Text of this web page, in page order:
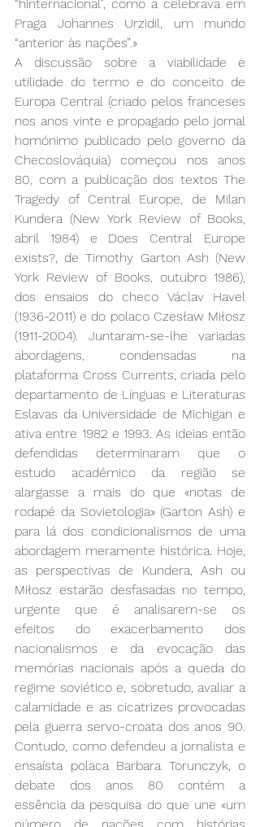
“hinternacional”, como a celebrava em
Praga Johannes Urzidil, um mundo
“anterior às nações”.»
A discussão sobre a viabilidade e
utilidade do termo e do conceito de
Europa Central (criado pelos franceses
nos anos vinte e propagado pelo jornal
homónimo publicado pelo governo da
Checoslováquia) começou nos anos
80, com a publicação dos textos The
Tragedy of Central Europe, de Milan
Kundera (New York Review of Books,
abril 1984) e Does Central Europe
exists?, de Timothy Garton Ash (New
York Review of Books, outubro 1986),
dos ensaios do checo Václav Havel
(1936-2011) e do polaco Czesław Miłosz
(1911-2004). Juntaram-se-lhe variadas
abordagens, condensadas na
plataforma Cross Currents, criada pelo
departamento de Línguas e Literaturas
Eslavas da Universidade de Michigan e
ativa entre 1982 e 1993. As ideias então
defendidas determinaram que o
estudo académico da região se
alargasse a mais do que «notas de
rodapé da Sovietologia» (Garton Ash) e
para lá dos condicionalismos de uma
abordagem meramente histórica. Hoje,
as perspectivas de Kundera, Ash ou
Miłosz estarão desfasadas no tempo,
urgente que é analisarem-se os
efeitos do exacerbamento dos
nacionalismos e da evocação das
memórias nacionais após a queda do
regime soviético e, sobretudo, avaliar a
calamidade e as cicatrizes provocadas
pela guerra servo-croata dos anos 90.
Contudo, como defendeu a jornalista e
ensaísta polaca Barbara Torunczyk, o
debate dos anos 80 contém a
essência da pesquisa do que une «um
número de nações com histórias